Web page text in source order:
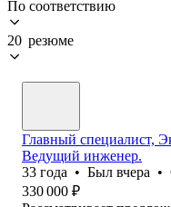
По соответствию
20 резюме
Главный специалист,
Ведущий инженер.
33 года • Был вчера •
330 000 ₽